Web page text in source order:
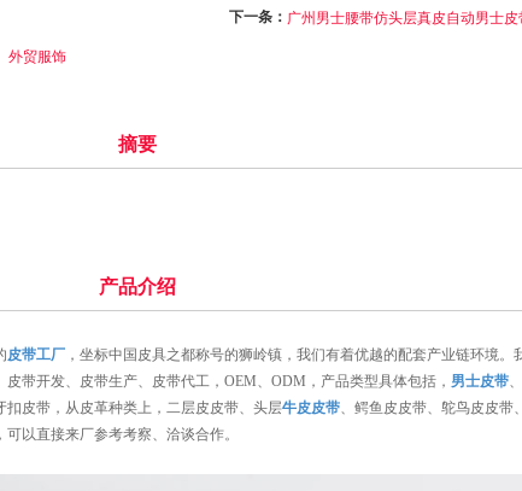
下一条： 广州男士腰带仿头层真皮自动男士皮
外贸服饰
摘要
产品介绍
皮带工厂，坐标中国皮具之都称号的狮岭镇，我们有着优越的配套产业链环境。
皮带开发、皮带生产、皮带代工，OEM、ODM，产品类型具体包括， 男士皮带、
皮带，从皮革种类上，二层皮皮带、头层牛皮皮带、鳄鱼皮皮带、鸵鸟皮皮带
以直接来厂参考考察、洽谈合作。